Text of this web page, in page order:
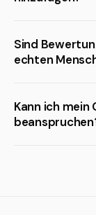
Sind
echten
Kann ich mein